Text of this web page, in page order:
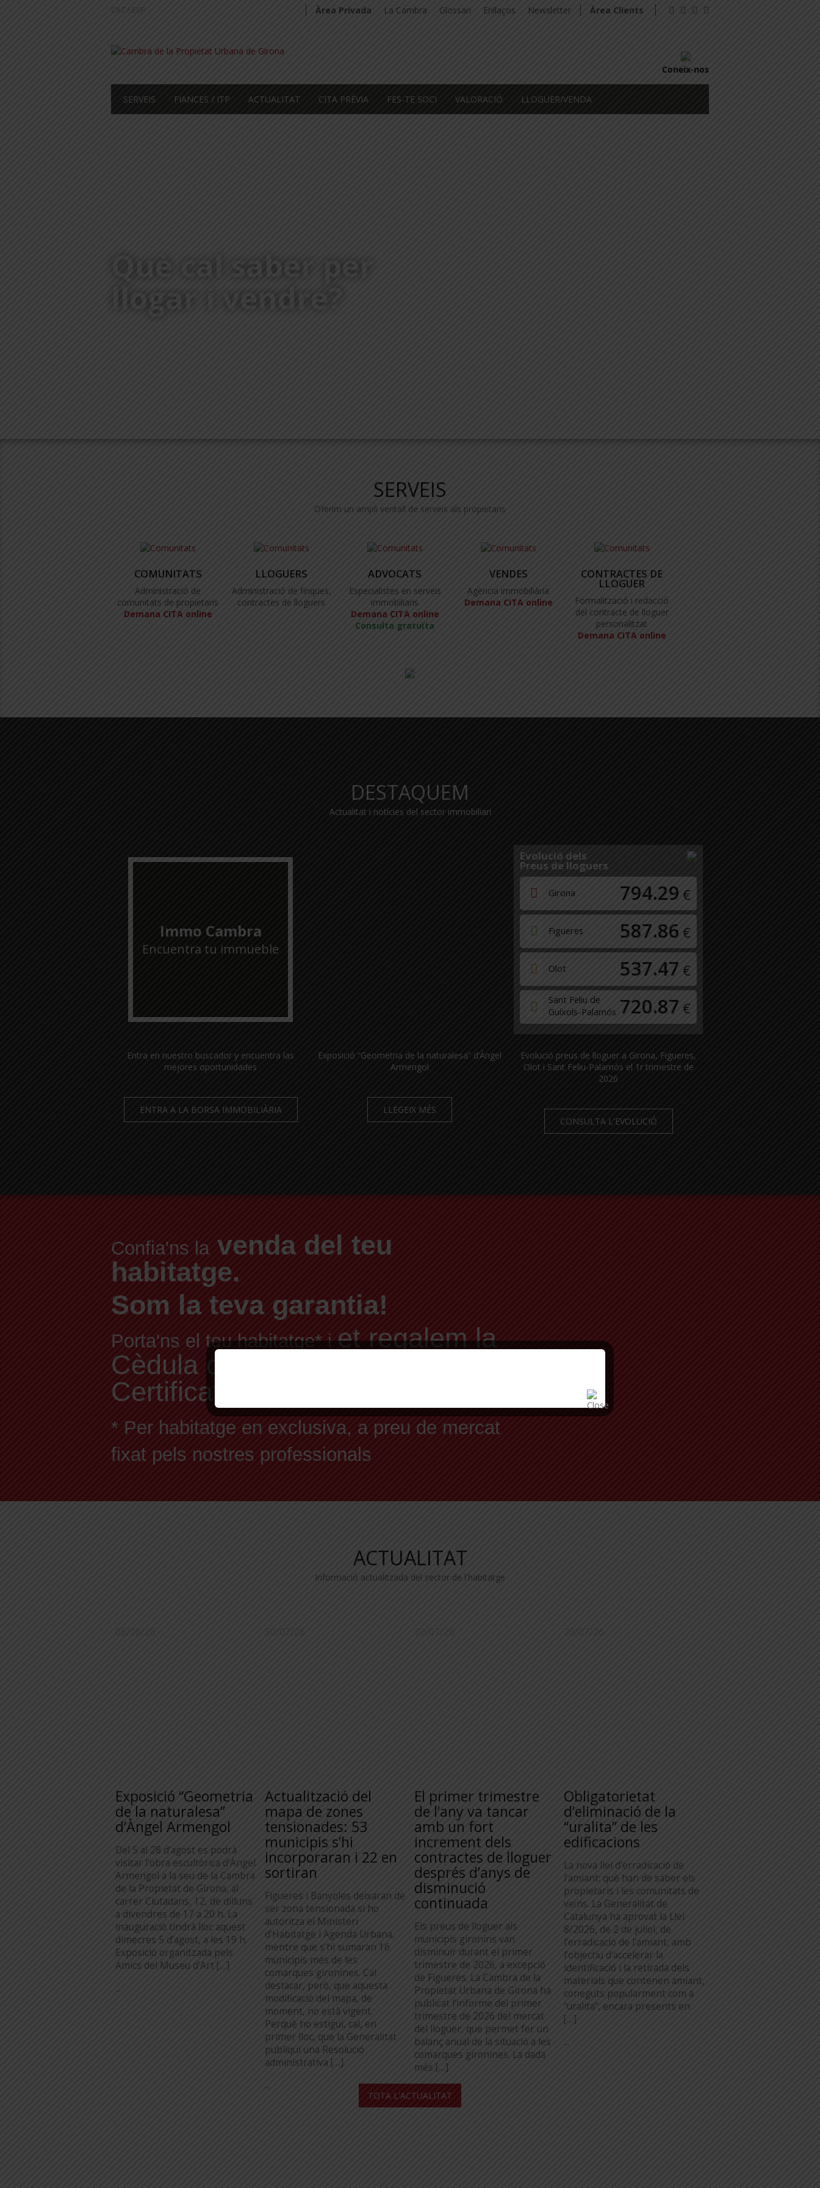
CAT / ESP Àrea Privada La Cambra Glossari Enllaços Newsletter Àrea Clients
Coneix-nos
SERVEIS FIANCES / ITP ACTUALITAT CITA PRÈVIA FES-TE SOCI VALORACIÓ LLOGUER/VENDA
Què cal saber per
llogar i vendre?
SERVEIS
Oferim un ampli ventall de serveis als propietaris
COMUNITATS
Administració de
comunitats de propietaris
Demana CITA online
LLOGUERS
Administració de finques,
contractes de lloguers
ADVOCATS
Especialistes en serveis
immobiliaris
Demana CITA online
Consulta gratuïta
VENDES
Agència immobiliària
Demana CITA online
CONTRACTES DE
LLOGUER
Formalització i redacció
del contracte de lloguer
personalitzat
Demana CITA online
DESTAQUEM
Actualitat i notícies del sector immobiliari
Immo Cambra
Encuentra tu immueble
Entra en nuestro buscador y encuentra las
mejores oportunidades
ENTRA A LA BORSA IMMOBILIÀRIA
Exposició “Geometria de la naturalesa” d’Àngel
Armengol
LLEGEIX MÉS
Evolució dels
Preus de lloguers
Girona 794.29 €
Figueres 587.86 €
Olot 537.47 €
Sant Feliu de
Guíxols-Palamós 720.87 €
Evolució preus de lloguer a Girona, Figueres,
Olot i Sant Feliu-Palamós el 1r trimestre de
2026
CONSULTA L'EVOLUCIÓ
Confia'ns la venda del teu
habitatge.
Som la teva garantia!
Porta'ns el teu habitatge* iet regalem la
Cèdula d'Habitabilitat i el
Certificat Energètic
* Per habitatge en exclusiva, a preu de mercat
fixat pels nostres professionals
ACTUALITAT
Informació actualitzada del sector de l'habitatge
05/08/26
Exposició “Geometria
de la naturalesa”
d’Àngel Armengol
Del 5 al 28 d’agost es podrà
visitar l’obra escultòrica d’Àngel
Armengol a la seu de la Cambra
de la Propietat de Girona, al
carrer Ciutadans, 12, de dilluns
a divendres de 17 a 20 h. La
inauguració tindrà lloc aquest
dimecres 5 d’agost, a les 19 h.
Exposició organitzada pels
Amics del Museu d’Art […]
...
30/07/26
Actualització del
mapa de zones
tensionades: 53
municipis s’hi
incorporaran i 22 en
sortiran
Figueres i Banyoles deixaran de
ser zona tensionada si ho
autoritza el Ministeri
d’Habitatge i Agenda Urbana,
mentre que s’hi sumaran 16
municipis més de les
comarques gironines. Cal
destacar, però, que aquesta
modificació del mapa, de
moment, no està vigent.
Perquè ho estigui, cal, en
primer lloc, que la Generalitat
publiqui una Resolució
administrativa […]
...
30/07/26
El primer trimestre
de l’any va tancar
amb un fort
increment dels
contractes de lloguer
després d’anys de
disminució
continuada
Els preus de lloguer als
municipis gironins van
disminuir durant el primer
trimestre de 2026, a excepció
de Figueres. La Cambra de la
Propietat Urbana de Girona ha
publicat l’informe del primer
trimestre de 2026 del mercat
del lloguer, que permet fer un
balanç anual de la situació a les
comarques gironines. La dada
més […]
...
20/07/26
Obligatorietat
d’eliminació de la
“uralita” de les
edificacions
La nova llei d’erradicació de
l’amiant: què han de saber els
propietaris i les comunitats de
veïns. La Generalitat de
Catalunya ha aprovat la Llei
8/2026, de 2 de juliol, de
l’erradicació de l’amiant, amb
l’objectiu d’accelerar la
identificació i la retirada dels
materials que contenen amiant,
coneguts popularment com a
“uralita”, encara presents en
[…]
...
TOTA L'ACTUALITAT